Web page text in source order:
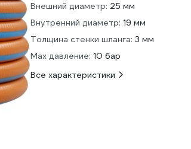
Внешний диаметр: 25 мм
Внутренний диаметр: 19 мм
Толщина стенки шланга: 3 мм
Max давление: 10 бар
Все характеристики